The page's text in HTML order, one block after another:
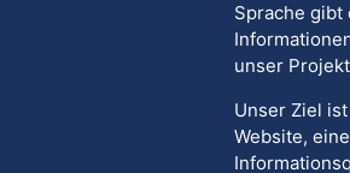
Sprache
unser
Unser Ziel
Website,